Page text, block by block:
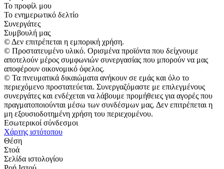
Το προφίλ μου
Το ενημερωτικό δελτίο
Συνεργάτες
Συμβουλή μας
© Δεν επιτρέπεται η εμπορική χρήση.
© Προστατευμένο υλικό. Ορισμένα προϊόντα που δείχνουμε
αποτελούν μέρος συμφωνιών συνεργασίας που μπορούν να μας
αποφέρουν οικονομικό όφελος.
© Τα πνευματικά δικαιώματα ανήκουν σε εμάς και όλο το
περιεχόμενο προστατεύεται. Συνεργαζόμαστε με επιλεγμένους
συνεργάτες και ενδέχεται να λάβουμε προμήθειες για αγορές που
πραγματοποιούνται μέσω των συνδέσμων μας. Δεν επιτρέπεται η
μη εξουσιοδοτημένη χρήση του περιεχομένου.
Εσωτερικοί σύνδεσμοι
Χάρτης ιστότοπου
Θέση
Στοά
Σελίδα ιστολογίου